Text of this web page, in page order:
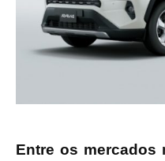
Entre os mercados